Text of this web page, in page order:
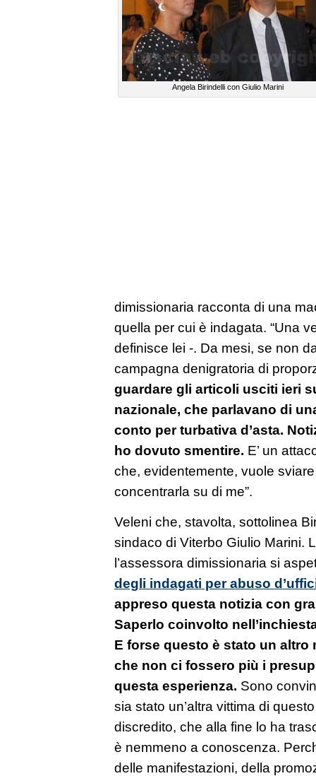
Angela Birindelli con Giulio Marini
dimissionaria racconta di una
quella per cui è indagata. “Una
definisce lei -. Da mesi, se non
campagna denigratoria di
guardare gli articoli usciti ieri
nazionale, che parlavano di
conto per turbativa d’asta.
ho dovuto smentire. E’ un
che, evidentemente, vuole
concentrarla su di me”.
Veleni che, stavolta, sottolinea
sindaco di Viterbo Giulio Marini.
l’assessora dimissionaria si
degli indagati per abuso
appreso questa notizia con
Saperlo coinvolto
E forse questo è stato un
che non ci fossero più i
questa esperienza. Sono
sia stato un’altra vittima di
discredito, che alla fine lo ha
è nemmeno a conoscenza.
delle manifestazioni, della